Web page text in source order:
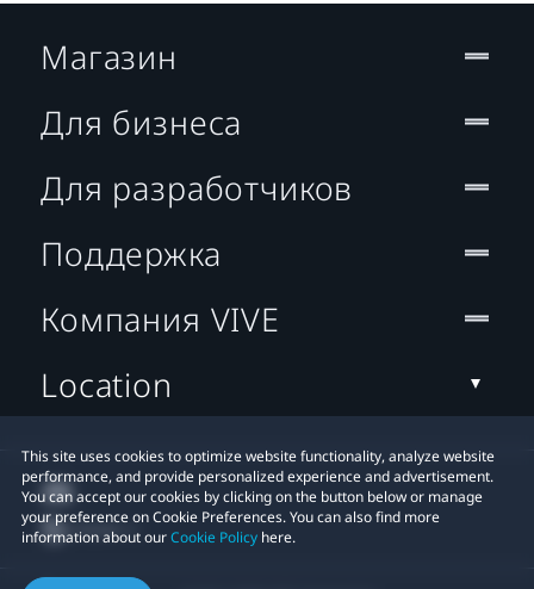
This site uses cookies to optimize website functionality, analyze website
performance, and provide personalized experience and advertisement.
You can accept our cookies by clicking on the button below or manage
your preference on Cookie Preferences. You can also find more
information about ourCookie Policy here.
Магазин
Для бизнеса
Для разработчиков
Поддержка
Компания VIVE
Location